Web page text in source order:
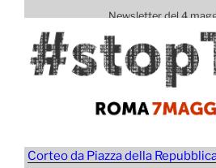
Newsletter del
Corteo da Piazza della